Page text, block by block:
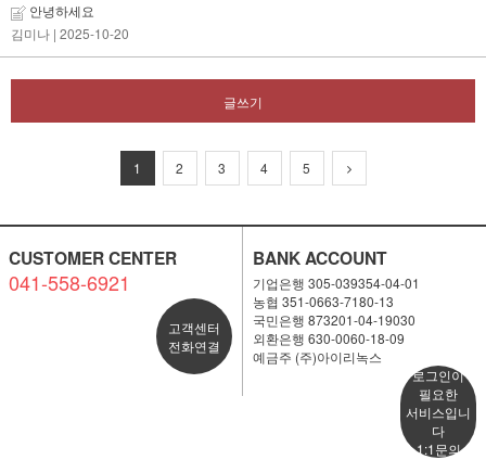
안녕하세요
김미나 | 2025-10-20
글쓰기
1 2 3 4 5
CUSTOMER CENTER
041-558-6921
고객센터
전화연결
BANK ACCOUNT
기업은행 305-039354-04-01
농협 351-0663-7180-13
국민은행 873201-04-19030
외환은행 630-0060-18-09
예금주 (주)아이리녹스
로그인이
필요한
서비스입니
다
1:1문의